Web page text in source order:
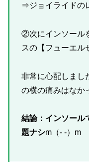
⇒ジョイライドの
②次にインソール
スの【フューエル
非常に心配しまし
の横の痛みはなか
結論：インソール
題ナシm（- -）m